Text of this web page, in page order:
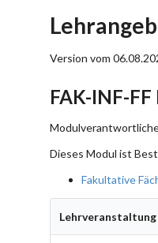
Version vom
FAK-INF-
Dieses Modul ist
Fakultative
Lehrveranstaltung